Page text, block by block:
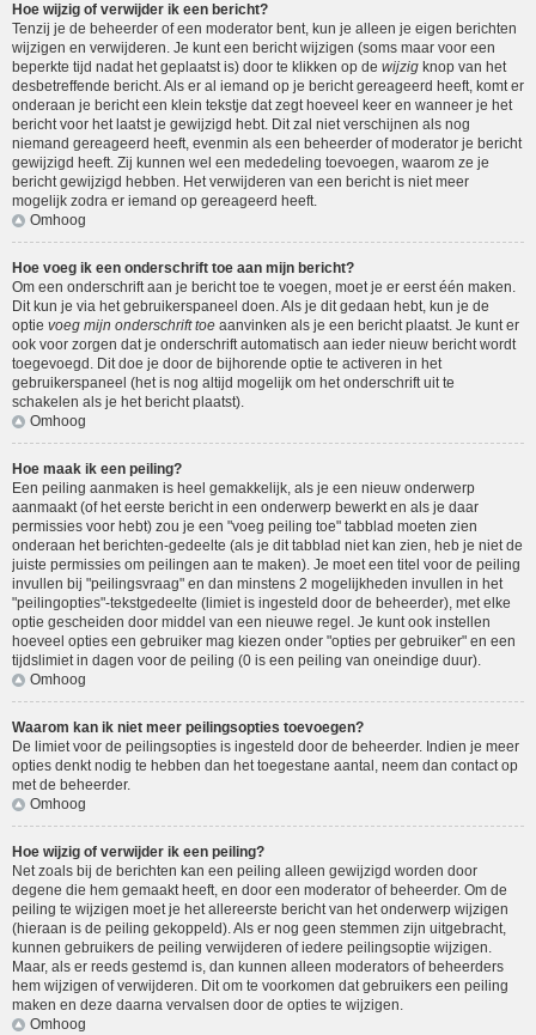
Hoe wijzig of verwijder ik een bericht?
Tenzij je de beheerder of een moderator bent, kun je alleen je eigen berichten
wijzigen en verwijderen. Je kunt een bericht wijzigen (soms maar voor een
beperkte tijd nadat het geplaatst is) door te klikken op de wijzig knop van het
desbetreffende bericht. Als er al iemand op je bericht gereageerd heeft, komt er
onderaan je bericht een klein tekstje dat zegt hoeveel keer en wanneer je het
bericht voor het laatst je gewijzigd hebt. Dit zal niet verschijnen als nog
niemand gereageerd heeft, evenmin als een beheerder of moderator je bericht
gewijzigd heeft. Zij kunnen wel een mededeling toevoegen, waarom ze je
bericht gewijzigd hebben. Het verwijderen van een bericht is niet meer
mogelijk zodra er iemand op gereageerd heeft.
Omhoog
Hoe voeg ik een onderschrift toe aan mijn bericht?
Om een onderschrift aan je bericht toe te voegen, moet je er eerst één maken.
Dit kun je via het gebruikerspaneel doen. Als je dit gedaan hebt, kun je de
optie voeg mijn onderschrift toe aanvinken als je een bericht plaatst. Je kunt er
ook voor zorgen dat je onderschrift automatisch aan ieder nieuw bericht wordt
toegevoegd. Dit doe je door de bijhorende optie te activeren in het
gebruikerspaneel (het is nog altijd mogelijk om het onderschrift uit te
schakelen als je het bericht plaatst).
Omhoog
Hoe maak ik een peiling?
Een peiling aanmaken is heel gemakkelijk, als je een nieuw onderwerp
aanmaakt (of het eerste bericht in een onderwerp bewerkt en als je daar
permissies voor hebt) zou je een "voeg peiling toe" tabblad moeten zien
onderaan het berichten-gedeelte (als je dit tabblad niet kan zien, heb je niet de
juiste permissies om peilingen aan te maken). Je moet een titel voor de peiling
invullen bij "peilingsvraag" en dan minstens 2 mogelijkheden invullen in het
"peilingopties"-tekstgedeelte (limiet is ingesteld door de beheerder), met elke
optie gescheiden door middel van een nieuwe regel. Je kunt ook instellen
hoeveel opties een gebruiker mag kiezen onder "opties per gebruiker" en een
tijdslimiet in dagen voor de peiling (0 is een peiling van oneindige duur).
Omhoog
Waarom kan ik niet meer peilingsopties toevoegen?
De limiet voor de peilingsopties is ingesteld door de beheerder. Indien je meer
opties denkt nodig te hebben dan het toegestane aantal, neem dan contact op
met de beheerder.
Omhoog
Hoe wijzig of verwijder ik een peiling?
Net zoals bij de berichten kan een peiling alleen gewijzigd worden door
degene die hem gemaakt heeft, en door een moderator of beheerder. Om de
peiling te wijzigen moet je het allereerste bericht van het onderwerp wijzigen
(hieraan is de peiling gekoppeld). Als er nog geen stemmen zijn uitgebracht,
kunnen gebruikers de peiling verwijderen of iedere peilingsoptie wijzigen.
Maar, als er reeds gestemd is, dan kunnen alleen moderators of beheerders
hem wijzigen of verwijderen. Dit om te voorkomen dat gebruikers een peiling
maken en deze daarna vervalsen door de opties te wijzigen.
Omhoog